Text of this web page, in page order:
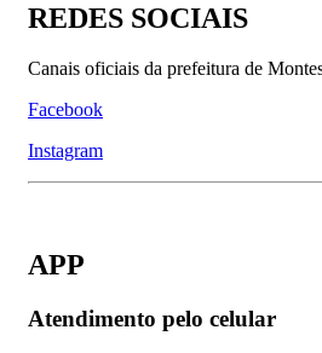
REDES SOCIAIS
Canais oficiais da prefeitura de
Facebook
Instagram
APP
Atendimento pelo celular